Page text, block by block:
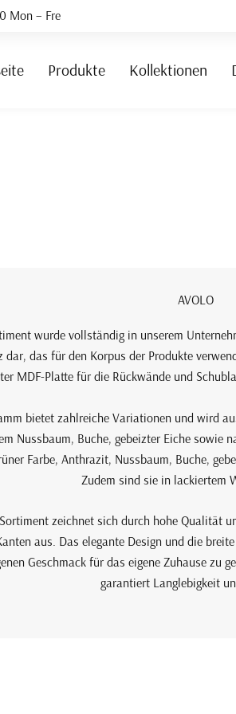
Mon – Fre
Produkte Kollektionen
AVOLO
wurde vollständig in unserem
dar, das für den Korpus der Produkte
MDF-Platte für die Rückwände und
bietet zahlreiche Variationen und wird
Nussbaum, Buche, gebeizter Eiche sowie
Farbe, Anthrazit, Nussbaum, Buche,
Zudem sind sie in lackiertem
zeichnet sich durch hohe Qualität
aus. Das elegante Design und die
Geschmack für das eigene Zuhause zu
garantiert Langlebigkeit